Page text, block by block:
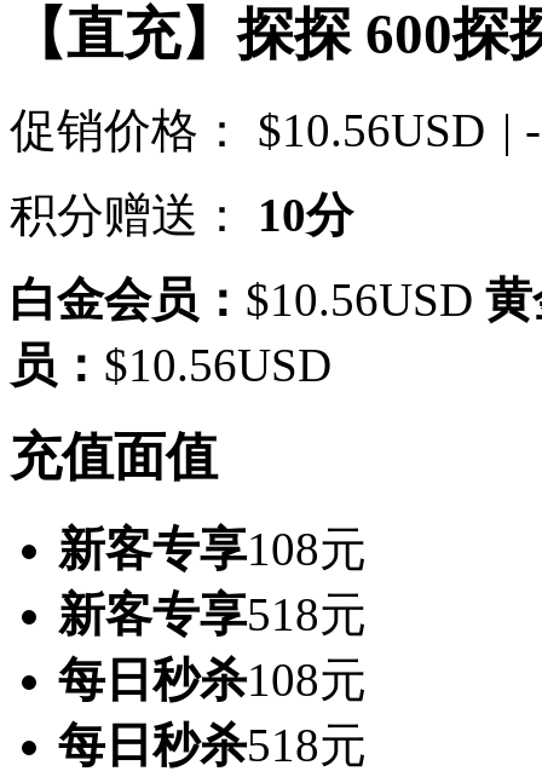
【直充】探探 600探
促销价格： $10.56USD |
积分赠送：
10分
白金会员： $10.56USD
员： $10.56USD
充值面值
新客专享108元
新客专享518元
每日秒杀108元
每日秒杀518元